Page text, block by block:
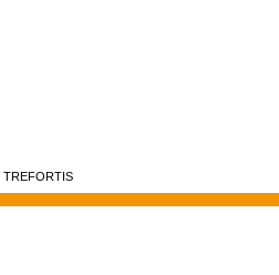
TREFORTIS